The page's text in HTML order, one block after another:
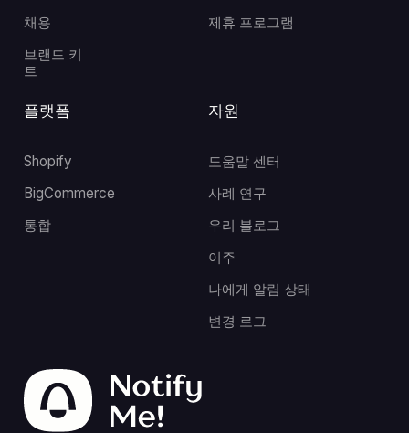
채용
브랜드 키
트
자원
도움말 센터
사례 연구
우리 블로그
이주
나에게 알림 상태
변경 로그
제휴 프로그램
플랫폼
Shopify
BigCommerce
통합